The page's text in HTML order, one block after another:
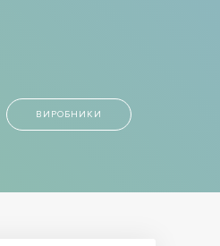
ВИРОБНИКИ